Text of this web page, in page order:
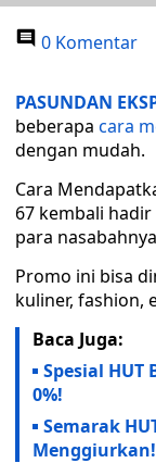
0 Komentar
PASUNDAN
beberapa cara
dengan mudah.
Cara
67 kembali
para
Promo ini bisa
kuliner, fashion,
Baca Juga:
Spesial HUT
0%!
Semarak
Menggiurkan!